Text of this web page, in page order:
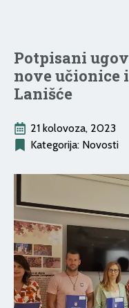
Potpisani
nove učionice
Lanišće
21 kolovoza, 2023
Kategorija: Novosti